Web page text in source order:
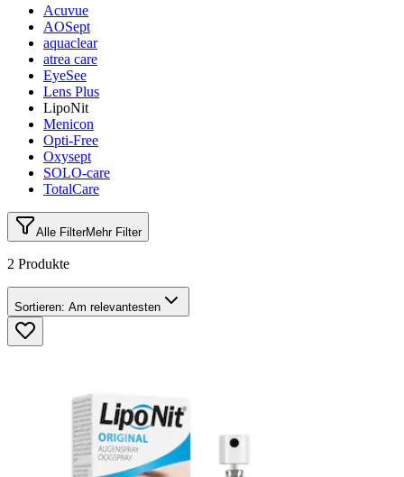
Acuvue
AOSept
aquaclear
atrea care
EyeSee
Lens Plus
LipoNit
Menicon
Opti-Free
Oxysept
SOLO-care
TotalCare
Alle FilterMehr Filter
2 Produkte
Sortieren: Am relevantesten